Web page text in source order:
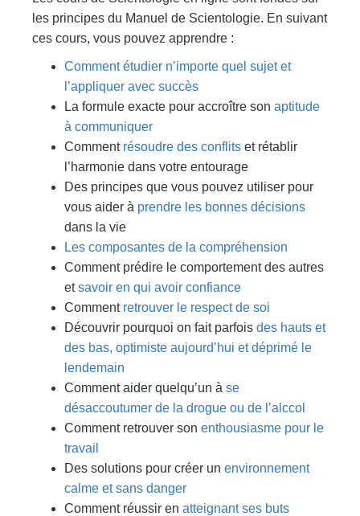
les principes du Manuel de Scientologie. En suivant
ces cours, vous pouvez apprendre :
Comment étudier n’importe quel sujet et
l’appliquer avec succès
La formule exacte pour accroître son aptitude
à communiquer
Comment résoudre des conflits et rétablir
l’harmonie dans votre entourage
Des principes que vous pouvez utiliser pour
vous aider à prendre les bonnes décisions
dans la vie
Les composantes de la compréhension
Comment prédire le comportement des autres
etsavoir en qui avoir confiance
Comment retrouver le respect de soi
Découvrir pourquoi on fait parfois des hauts et
des bas, optimiste aujourd’hui et déprimé le
lendemain
Comment aider quelqu’un à se
désaccoutumer de la drogue ou de l’alccol
Comment retrouver son enthousiasme pour le
travail
Des solutions pour créer un environnement
calme et sans danger
Comment réussir en atteignant ses buts